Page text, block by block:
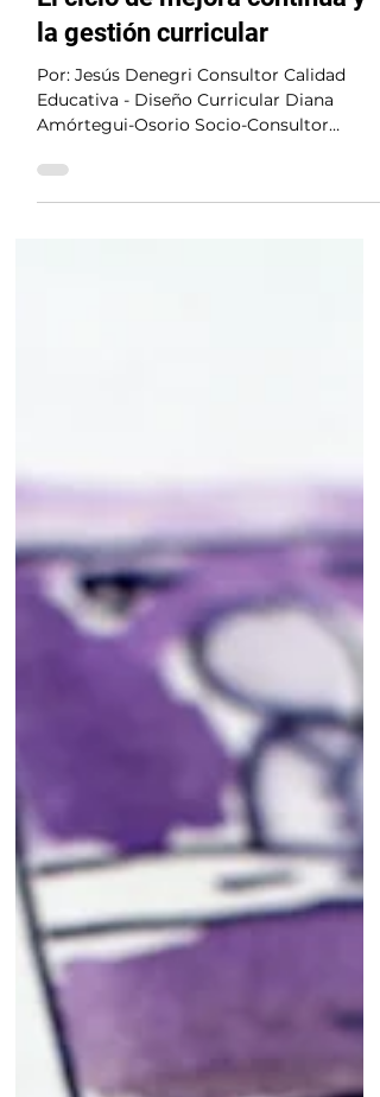
El ciclo de mejora continua y
la gestión curricular
Por: Jesús Denegri Consultor Calidad
Amórtegui-Osorio Socio-Consultor
Estudio Elefante Si tiene algún...